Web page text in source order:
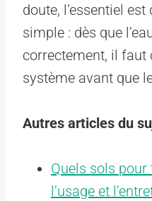
doute, l’essentiel
simple : dès que
correctement, il faut
système avant que
Autres articles du
Quels sols
l’usage et